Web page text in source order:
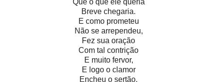
Que o que ele queria
Breve chegaria.
E como prometeu
Não se arrependeu,
Fez sua oração
Com tal contrição
E muito fervor,
E logo o clamor
Encheu o sertão.